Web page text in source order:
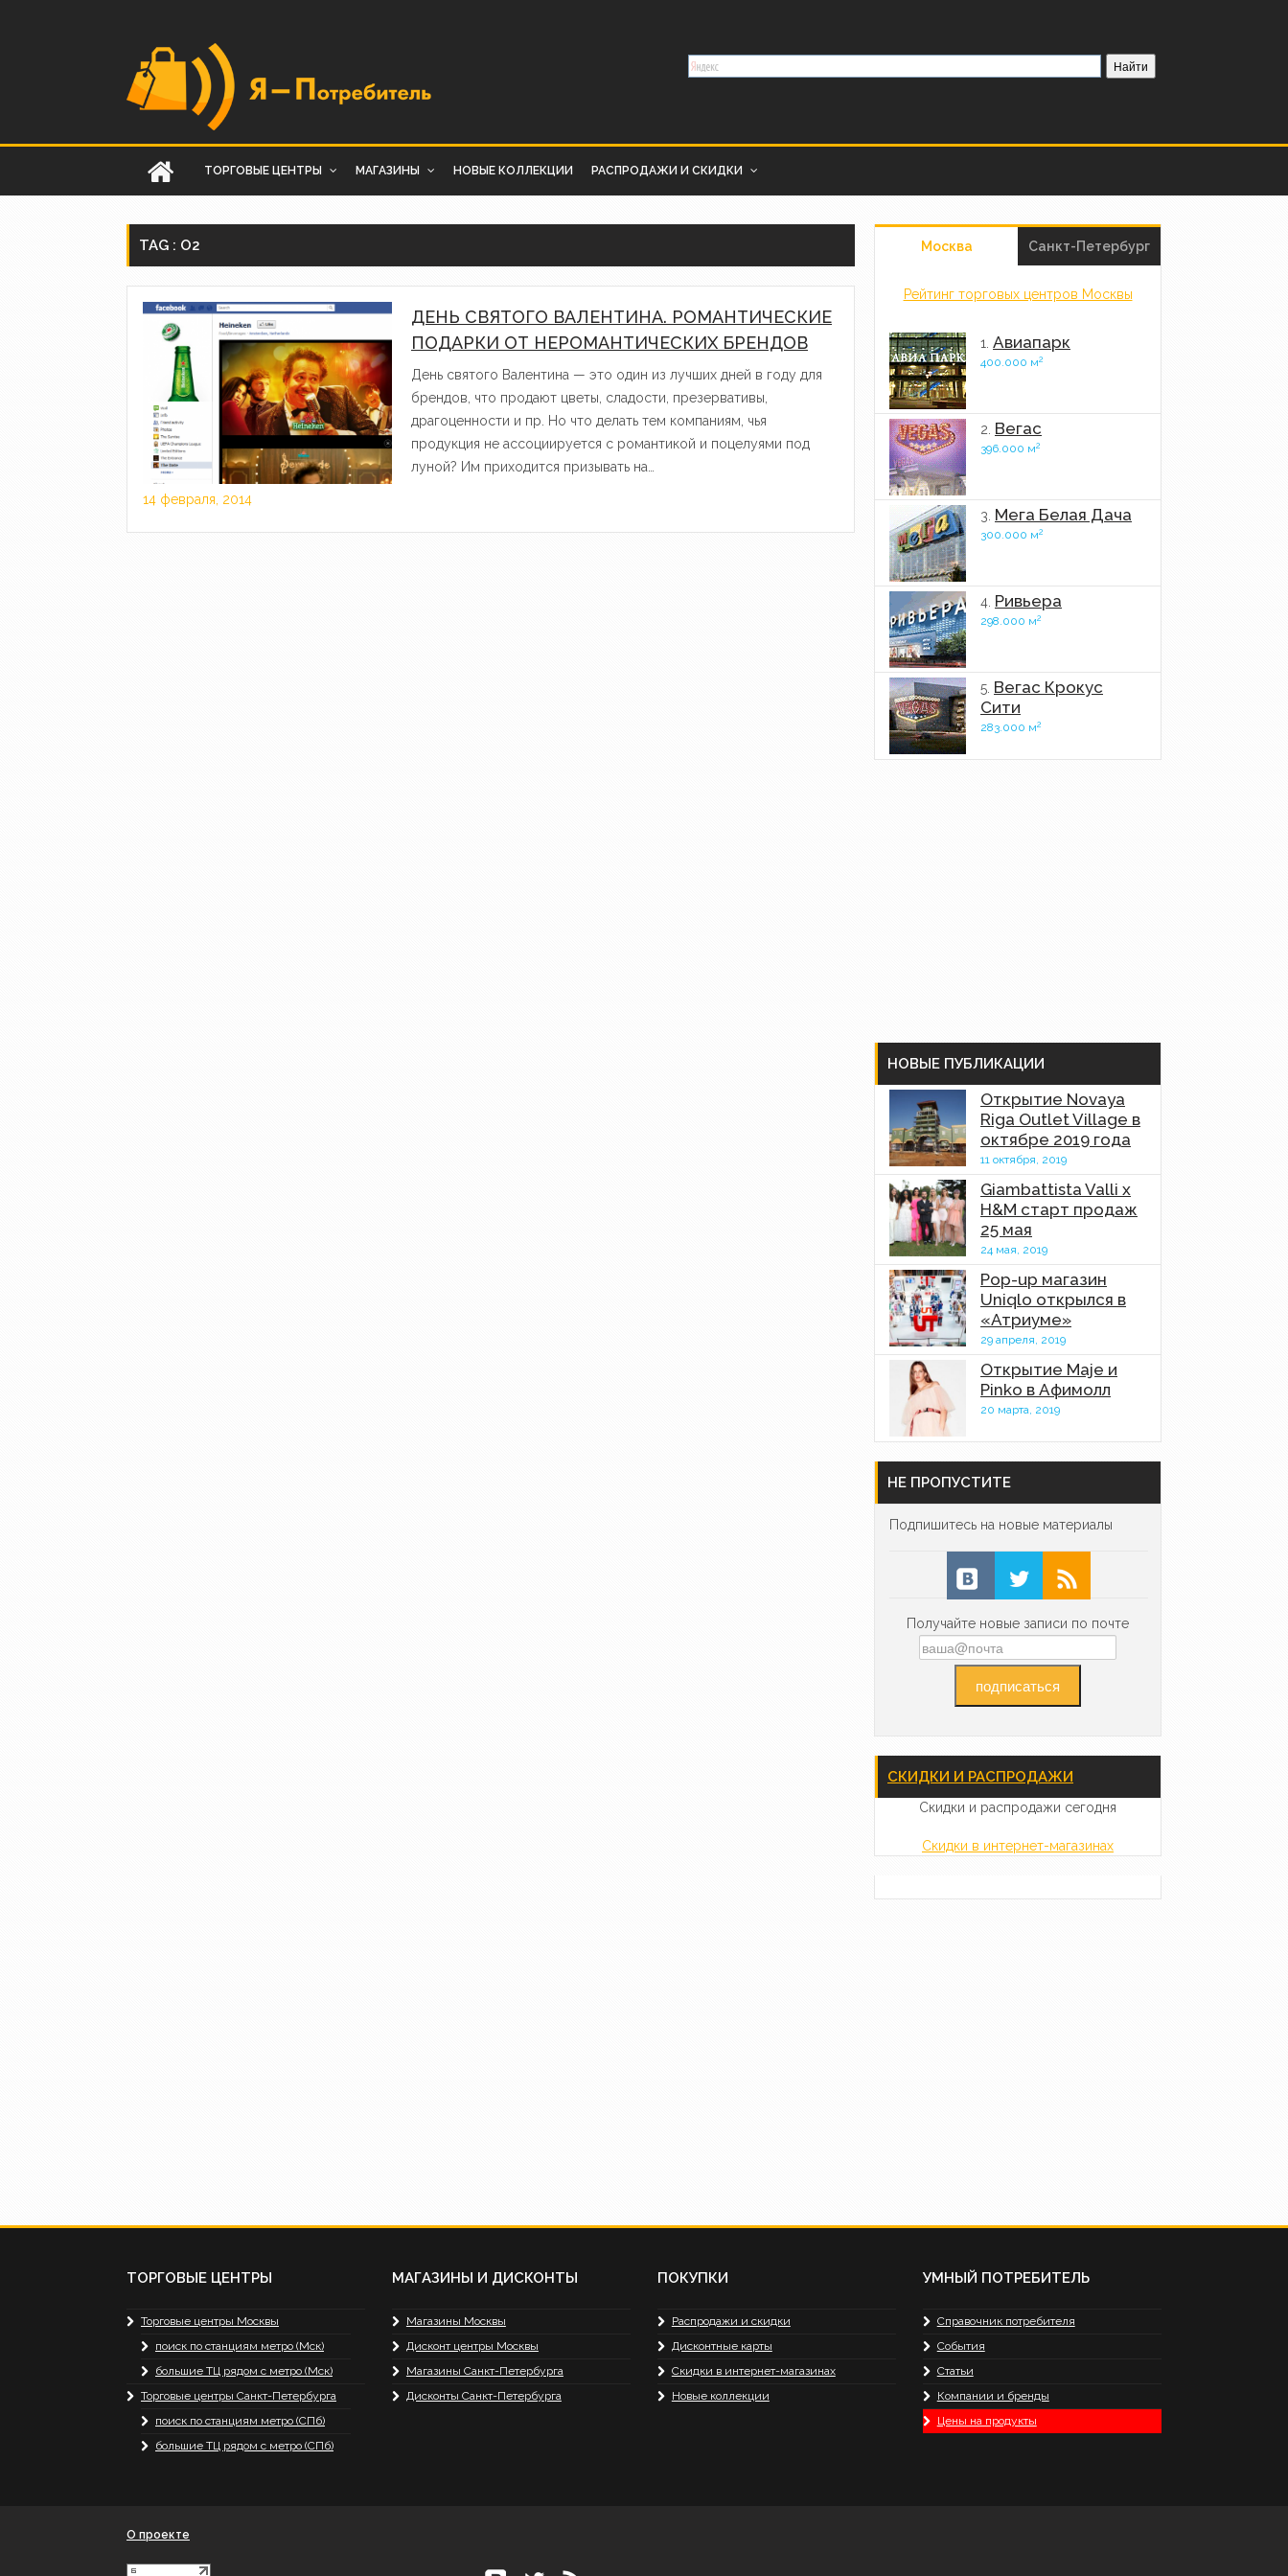
ТОРГОВЫЕ ЦЕНТРЫ МАГАЗИНЫ НОВЫЕ КОЛЛЕКЦИИ РАСПРОДАЖИ И СКИДКИ
TAG : O2
ДЕНЬ СВЯТОГО ВАЛЕНТИНА. РОМАНТИЧЕСКИЕ
ПОДАРКИ ОТ НЕРОМАНТИЧЕСКИХ БРЕНДОВ
День святого Валентина — это один из лучших дней в году для
брендов, что продают цветы, сладости, презервативы,
драгоценности и пр. Но что делать тем компаниям, чья
продукция не ассоциируется с романтикой и поцелуями под
луной? Им приходится призывать на…
14 февраля, 2014
Москва Санкт-Петербург
Рейтинг торговых центров Москвы
1. Авиапарк
400.000 м2
2. Вегас
396.000 м2
3. Мега Белая Дача
300.000 м2
4. Ривьера
298.000 м2
5. Вегас Крокус
Сити
283.000 м2
НОВЫЕ ПУБЛИКАЦИИ
Открытие Novaya
Riga Outlet Village в
октябре 2019 года
11 октября, 2019
Giambattista Valli x
H&M старт продаж
25 мая
24 мая, 2019
Pop-up магазин
Uniqlo открылся в
«Атриуме»
29 апреля, 2019
Открытие Maje и
Pinko в Афимолл
20 марта, 2019
НЕ ПРОПУСТИТЕ
Подпишитесь на новые материалы
Получайте новые записи по почте
СКИДКИ И РАСПРОДАЖИ
Скидки и распродажи сегодня
Скидки в интернет-магазинах
ТОРГОВЫЕ ЦЕНТРЫ
Торговые центры Москвы
поиск по станциям метро (Мск)
большие ТЦ рядом с метро (Мск)
Торговые центры Санкт-Петербурга
поиск по станциям метро (СПб)
большие ТЦ рядом с метро (СПб)
МАГАЗИНЫ И ДИСКОНТЫ
Магазины Москвы
Дисконт центры Москвы
Магазины Санкт-Петербурга
Дисконты Санкт-Петербурга
ПОКУПКИ
Распродажи и скидки
Дисконтные карты
Скидки в интернет-магазинах
Новые коллекции
УМНЫЙ ПОТРЕБИТЕЛЬ
Справочник потребителя
События
Статьи
Компании и бренды
Цены на продукты
О проекте